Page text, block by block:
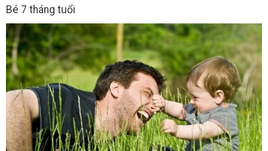
Bé 7 tháng tuổi